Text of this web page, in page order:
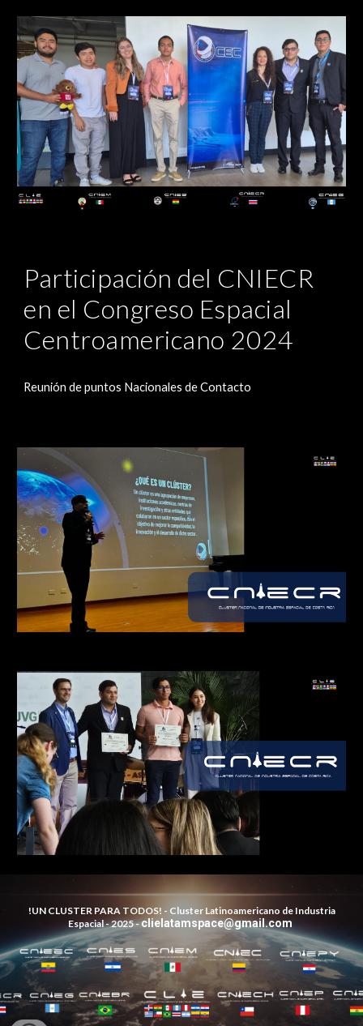
Participación del CNIECR
en el Congreso Espacial
Centroamericano 2024
Reunión de puntos Nacionales de Contacto
!UN CLUSTER PARA TODOS! - Cluster Latinoamericano de Industria
Espacial - 2025-clielatamspace@gmail.com